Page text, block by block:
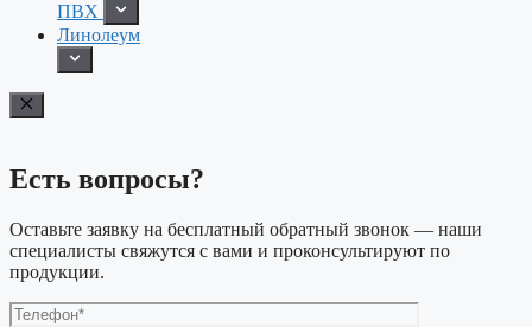
ПВХ
Линолеум
Есть вопросы?
Оставьте заявку на бесплатный обратный звонок — наши
специалисты свяжутся с вами и проконсультируют по
продукции.